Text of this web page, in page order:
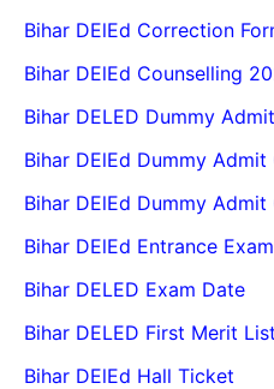
Bihar DElEd Correction
Bihar DElEd Counselling
Bihar DELED Dummy
Bihar DElEd Dummy
Bihar DElEd Dummy
Bihar DElEd Entrance
Bihar DELED Exam Date
Bihar DELED First Merit
Bihar DElEd Hall Ticket